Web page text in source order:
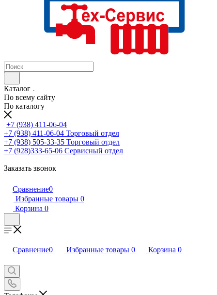
Каталог
По всему сайту
По каталогу
+7 (938) 411-06-04
+7 (938) 411-06-04 Торговый отдел
+7 (938) 505-33-35 Торговый отдел
+7 (928)333-65-06 Сервисный отдел
Заказать звонок
Сравнение0
Избранные товары 0
Корзина 0
Сравнение0 Избранные товары 0 Корзина 0